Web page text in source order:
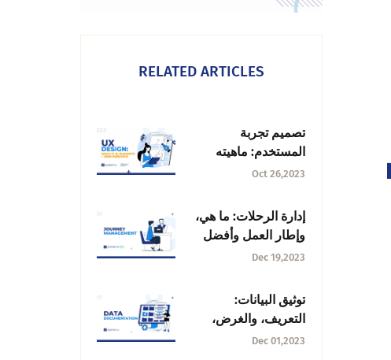
RELATED ARTICLES
تصميم تجربة
المستخدم: ماهيته
وعناصره وفوائده +
Oct 26,2023
إدارة الرحلات: ما هي،
وإطار العمل وأفضل
الممارسات
Dec 19,2023
توثيق البيانات:
التعريف، والغرض،
والمبادئ
Dec 01,2023